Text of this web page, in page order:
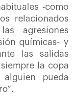
-como
relacionados
agresiones
químicas- y
las salidas
la copa
pueda